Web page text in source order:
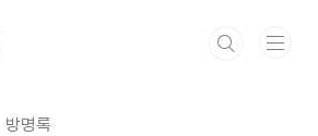
방명록